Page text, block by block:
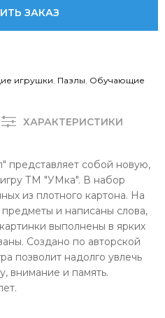
ЗАКАЗ
игрушки Пазлы Обучающие
ХАРАКТЕРИСТИКИ
представляет собой новую,
ТМ "УМка". В набор
из плотного картона. На
и написаны слова,
выполнены в ярких
Создано по авторской
позволит надолго увлечь
внимание и память.